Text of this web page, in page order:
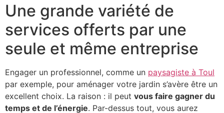
Une grande variété de
services offerts par une
seule et même entreprise
Engager un professionnel, comme un paysagiste à Toul
par exemple, pour aménager votre jardin s’avère être un
excellent choix. La raison : il peut vous faire gagner du
temps et de l’énergie. Par-dessus tout, vous aurez